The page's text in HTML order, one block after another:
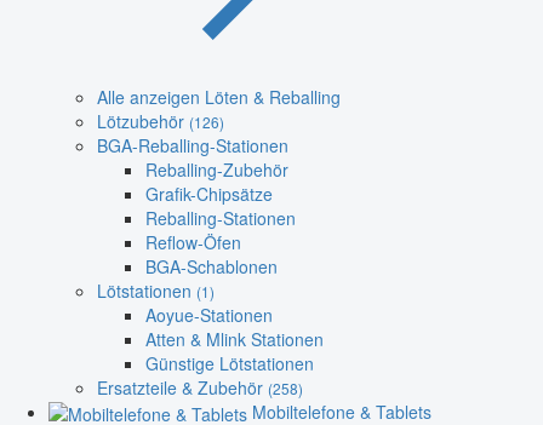
Alle anzeigen Löten & Reballing
Lötzubehör (126)
BGA-Reballing-Stationen
Reballing-Zubehör
Grafik-Chipsätze
Reballing-Stationen
Reflow-Öfen
BGA-Schablonen
Lötstationen (1)
Aoyue-Stationen
Atten & Mlink Stationen
Günstige Lötstationen
Ersatzteile & Zubehör (258)
Mobiltelefone & Tablets